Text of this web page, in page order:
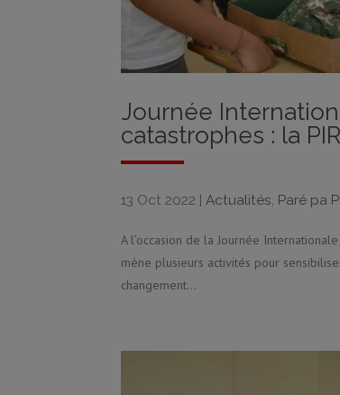
Journée
catastrophes : la
13 Oct 2022 |Actualités, Paré pa
A l’occasion de la Journée
mène plusieurs activités pour
changement...